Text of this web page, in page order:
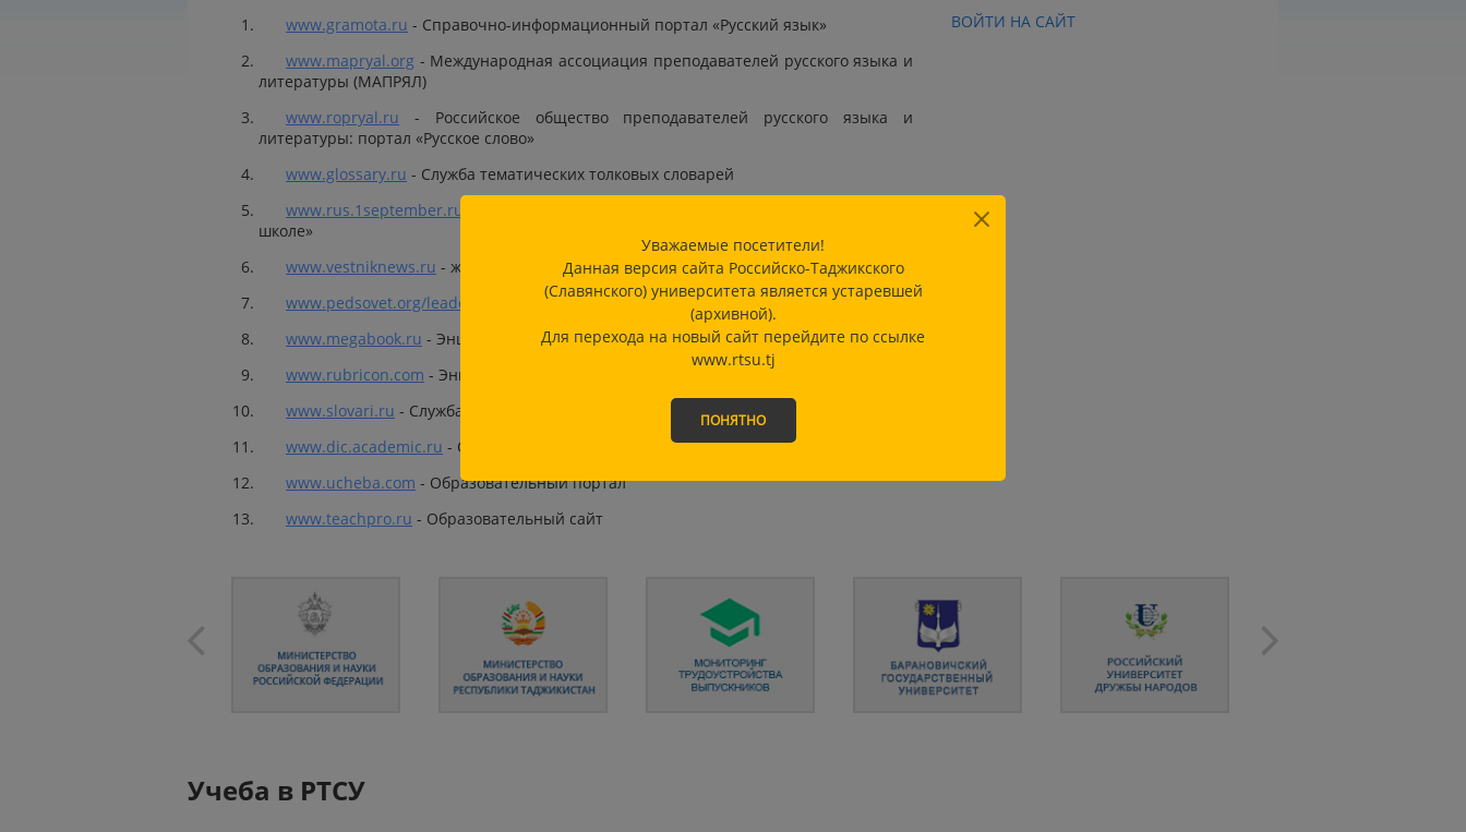
www.gramota.ru - Справочно-информационный портал «Русский язык»
www.mapryal.org - Международная ассоциация преподавателей русского языка и
литературы (МАПРЯЛ)
www.ropryal.ru - Российское общество преподавателей русского языка и
литературы: портал «Русское слово»
www.glossary.ru - Служба тематических толковых словарей
www.rus.1september.ru
школе»
www.vestniknews.ru - журнал «Вестник образования России»
www.pedsovet.org/leader.html
- журнал «Лидеры образования»
www.megabook.ru - Энциклопедия портала «Кирилл и Мефодий»
www.rubricon.com - Энциклопедии, словари, справочники
www.slovari.ru - Служба русского языка
www.dic.academic.ru - Словари и энциклопедии
www.ucheba.com - Образовательный портал
www.teachpro.ru - Образовательный сайт
ВОЙТИ НА САЙТ
Учеба в РТСУ
Уважаемые посетители!
Данная версия сайта Российско-Таджикского
(Славянского) университета является устаревшей
(архивной).
Для перехода на новый сайт перейдите по ссылке
www.rtsu.tj
ПОНЯТНО